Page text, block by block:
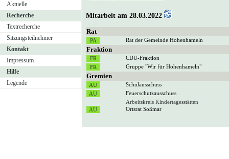
Aktuelle
Recherche
Textrecherche
Sitzungsteilnehmer
Kontakt
Impressum
Hilfe
Legende
Mitarbeit am 28.03.2022
Rat
Rat der Gemeinde Hohenhameln
Fraktion
CDU-Fraktion
Gruppe "Wir für Hohenhameln"
Gremien
Schulausschuss
Feuerschutzausschuss
Arbeitskreis Kindertagesstätten
Ortsrat Soßmar